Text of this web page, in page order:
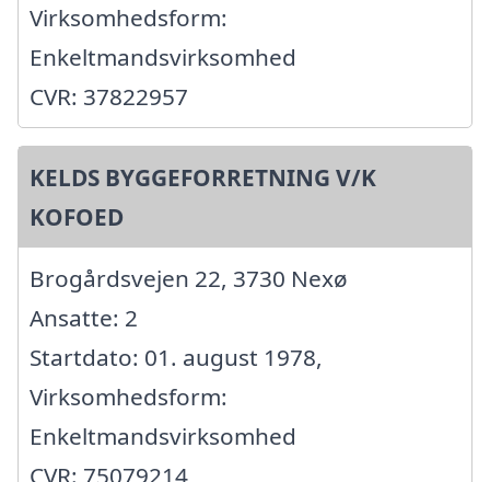
Virksomhedsform:
Enkeltmandsvirksomhed
CVR: 37822957
KELDS BYGGEFORRETNING V/K
KOFOED
Brogårdsvejen 22, 3730 Nexø
Ansatte: 2
Startdato: 01. august 1978,
Virksomhedsform:
Enkeltmandsvirksomhed
CVR: 75079214